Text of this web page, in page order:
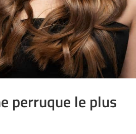
perruque le plus